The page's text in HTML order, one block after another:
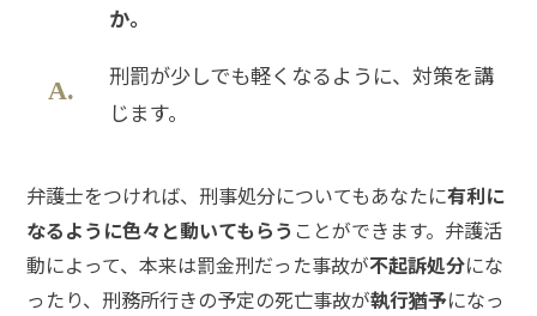
か。
刑罰が少しでも軽くなるように、対策を講
じます。
弁護士をつければ、刑事処分についてもあなたに有利に
なるように色々と動いてもらう ことができます。弁護活
動によって、本来は罰金刑だった事故が不起訴処分にな
ったり、刑務所行きの予定の死亡事故が執行猶予になっ